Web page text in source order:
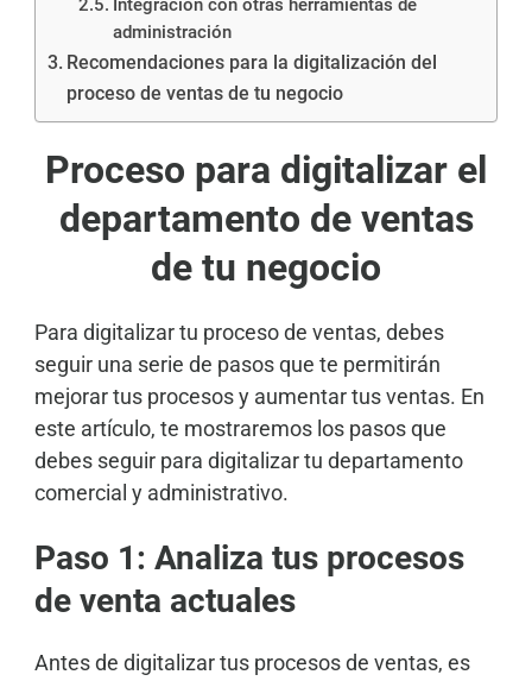
Integración con otras herramientas de
administración
Recomendaciones para la digitalización del
proceso de ventas de tu negocio
Proceso para digitalizar el
departamento de ventas
de tu negocio
Para digitalizar tu proceso de ventas, debes
seguir una serie de pasos que te permitirán
mejorar tus procesos y aumentar tus ventas. En
este artículo, te mostraremos los pasos que
debes seguir para digitalizar tu departamento
comercial y administrativo.
Paso 1: Analiza tus procesos
de venta actuales
Antes de digitalizar tus procesos de ventas, es